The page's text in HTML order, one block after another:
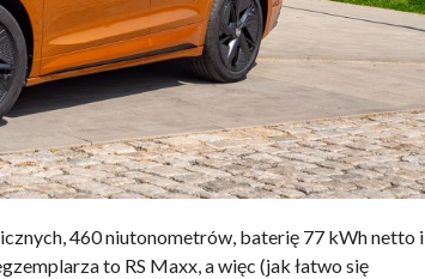
460 niutonometrów, baterię 77 kWh netto i
to RS Maxx, a więc (jak łatwo się